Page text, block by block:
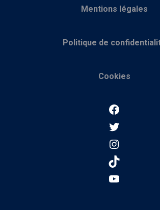
Mentions légales
Politique de
Cookies
Facebook
Twitter
Instagram
TikTok
YouTube